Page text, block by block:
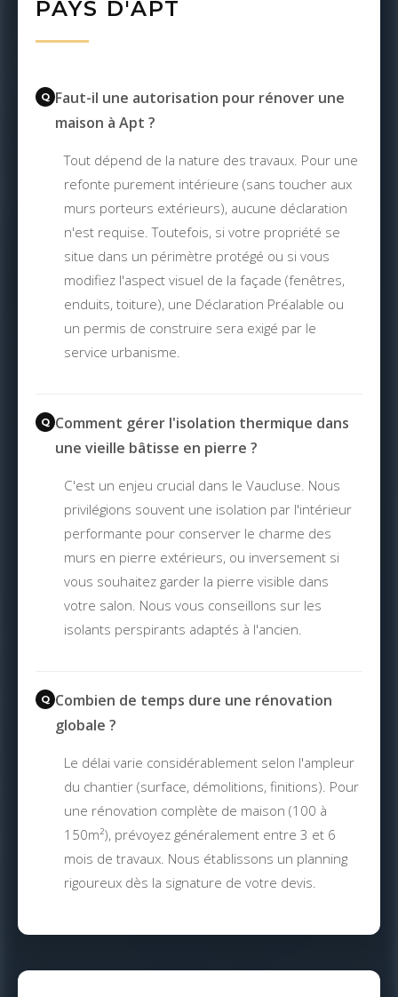
PAYS D'APT
Faut-il une autorisation pour rénover une
maison à Apt ?
Tout dépend de la nature des travaux. Pour une
refonte purement intérieure (sans toucher aux
murs porteurs extérieurs), aucune déclaration
n'est requise. Toutefois, si votre propriété se
situe dans un périmètre protégé ou si vous
modifiez l'aspect visuel de la façade (fenêtres,
enduits, toiture), une Déclaration Préalable ou
un permis de construire sera exigé par le
service urbanisme.
Comment gérer l'isolation thermique dans
une vieille bâtisse en pierre ?
C'est un enjeu crucial dans le Vaucluse. Nous
privilégions souvent une isolation par l'intérieur
performante pour conserver le charme des
murs en pierre extérieurs, ou inversement si
vous souhaitez garder la pierre visible dans
votre salon. Nous vous conseillons sur les
isolants perspirants adaptés à l'ancien.
Combien de temps dure une rénovation
globale ?
Le délai varie considérablement selon l'ampleur
du chantier (surface, démolitions, finitions). Pour
une rénovation complète de maison (100 à
150m²), prévoyez généralement entre 3 et 6
mois de travaux. Nous établissons un planning
rigoureux dès la signature de votre devis.